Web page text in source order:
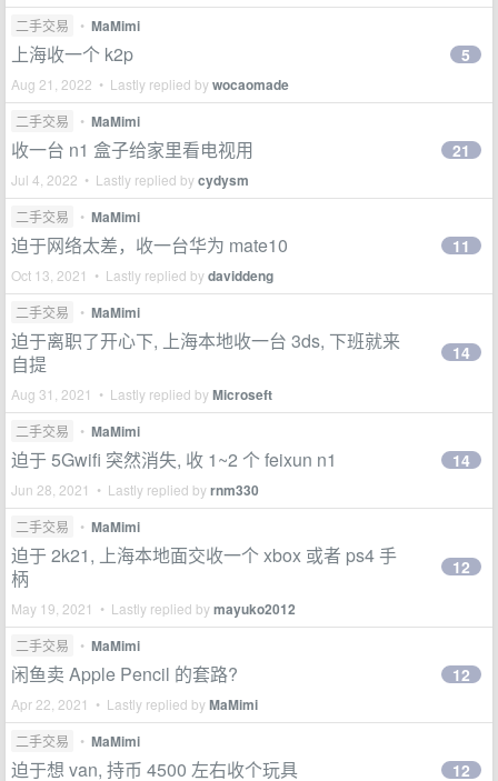
二手交易 • MaMimi
上海收一个 k2p
Aug 21, 2022 • Lastly replied bywocaomade
5
二手交易 • MaMimi
收一台 n1 盒子给家里看电视用
Jul 4, 2022 • Lastly replied bycydysm
21
二手交易 • MaMimi
迫于网络太差，收一台华为 mate10
Oct 13, 2021 • Lastly replied bydaviddeng
11
二手交易 • MaMimi
迫于离职了开心下, 上海本地收一台 3ds, 下班就来
自提
Aug 31, 2021 • Lastly replied byMicroseft
14
二手交易 • MaMimi
迫于 5Gwifi 突然消失, 收 1~2 个 feixun n1
Jun 28, 2021 • Lastly replied byrnm330
14
二手交易 • MaMimi
迫于 2k21, 上海本地面交收一个 xbox 或者 ps4 手
柄
May 19, 2021 • Lastly replied bymayuko2012
12
二手交易 • MaMimi
闲鱼卖 Apple Pencil 的套路?
Apr 22, 2021 • Lastly replied byMaMimi
12
二手交易 • MaMimi
迫于想 van, 持币 4500 左右收个玩具 12